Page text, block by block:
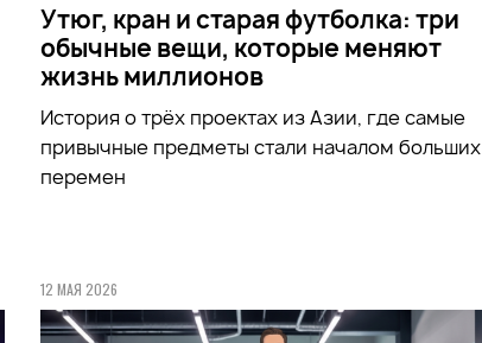
Утюг, кран и старая футболка: три
обычные вещи, которые меняют
жизнь миллионов
История о трёх проектах из Азии, где самые
привычные предметы стали началом больших
перемен
12 МАЯ 2026